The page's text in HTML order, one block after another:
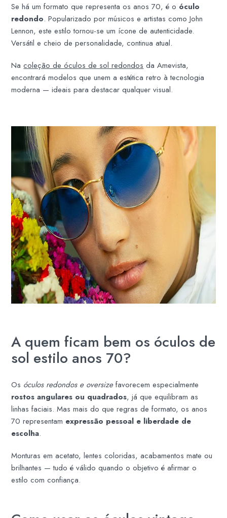
Se há um formato que representa os anos 70, é o óculo
redondo. Popularizado por músicos e artistas como John
Lennon, este estilo tornou-se um ícone de autenticidade.
Versátil e cheio de personalidade, continua atual.
Nacoleção de óculos de sol redondos da Amevista,
encontrará modelos que unem a estética retro à tecnologia
moderna — ideais para destacar qualquer visual.
A quem ficam bem os óculos de
sol estilo anos 70?
Os óculos redondos e oversizefavorecem especialmente
rostos angulares ou quadrados, já que equilibram as
linhas faciais. Mas mais do que regras de formato, os anos
70 representam expressão pessoal e liberdade de
escolha.
Monturas em acetato, lentes coloridas, acabamentos mate ou
brilhantes — tudo é válido quando o objetivo é afirmar o
estilo com confiança.